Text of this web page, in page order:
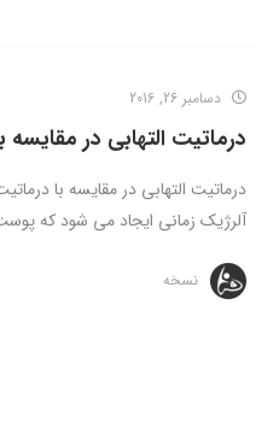
دسامبر 26, 2016
درماتیت التهابی در مقایسه
درماتیت التهابی در مقایسه با
آلرژیک زمانی ایجاد می شود که
نسخه